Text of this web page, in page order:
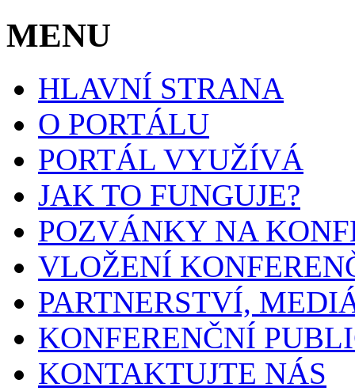
MENU
HLAVNÍ STRANA
O PORTÁLU
PORTÁL VYUŽÍVÁ
JAK TO FUNGUJE?
POZVÁNKY NA
VLOŽENÍ
PARTNERSTVÍ,
KONFERENČNÍ
KONTAKTUJTE NÁS